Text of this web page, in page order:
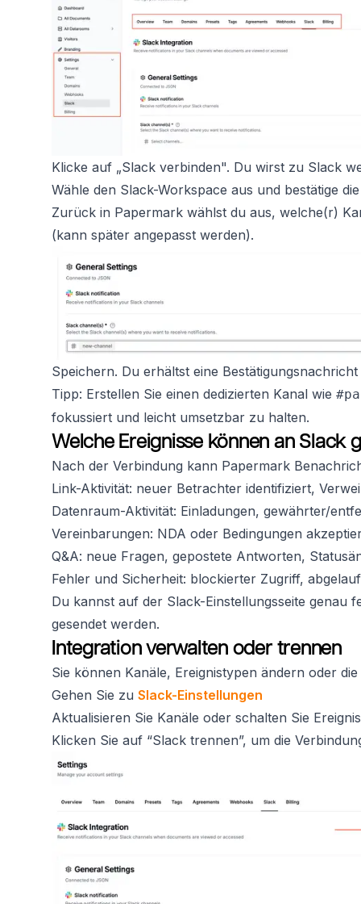
Klicke auf „Slack verbinden". Du wirst zu Slack
Wähle den Slack-Workspace aus und bestätige
Zurück in Papermark wählst du aus, welche(r)
(kann später angepasst werden).
Speichern. Du erhältst eine
Tipp: Erstellen Sie einen dedizierten Kanal wie
fokussiert und leicht umsetzbar zu halten.
Welche Ereignisse können an Slack
Nach der Verbindung kann Papermark
Link-Aktivität: neuer Betrachter identifiziert,
Datenraum-Aktivität: Einladungen, gewährter/
Vereinbarungen: NDA oder Bedingungen
Q&A: neue Fragen, gepostete Antworten,
Fehler und Sicherheit: blockierter Zugriff,
Du kannst auf der Slack-Einstellungsseite genau
gesendet werden.
Integration verwalten oder trennen
Sie können Kanäle, Ereignistypen ändern oder
Gehen Sie zu Slack-Einstellungen
Aktualisieren Sie Kanäle oder schalten Sie
Klicken Sie auf “Slack trennen”, um die